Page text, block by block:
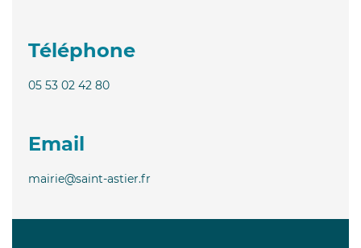
Téléphone
05 53 02 42 80
Email
mairie@saint-astier.fr